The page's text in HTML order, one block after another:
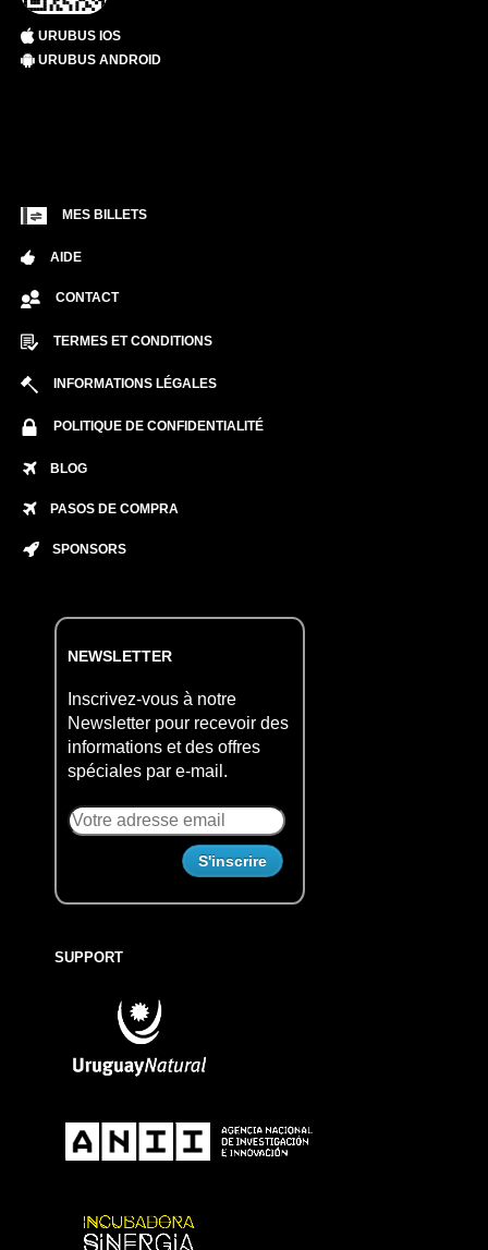
URUBUS IOS
URUBUS ANDROID
MES BILLETS
AIDE
CONTACT
TERMES ET CONDITIONS
INFORMATIONS LÉGALES
POLITIQUE DE CONFIDENTIALITÉ
BLOG
PASOS DE COMPRA
SPONSORS
NEWSLETTER
Inscrivez-vous à notre
Newsletter pour recevoir des
informations et des offres
spéciales par e-mail.
SUPPORT